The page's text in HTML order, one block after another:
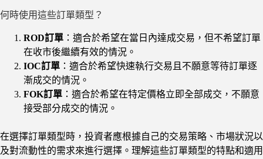
何時使用這些訂單類型？
ROD訂單 ：適合於希望在當日內達成交易，但不希望訂單
在收市後繼續有效的情況。
IOC訂單 ：適合於希望快速執行交易且不願意等待訂單逐
漸成交的情況。
FOK訂單 ：適合於希望在特定價格立即全部成交，不願意
接受部分成交的情況。
在選擇訂單類型時，投資者應根據自己的交易策略、市場狀況以
及對流動性的需求來進行選擇。理解這些訂單類型的特點和適用